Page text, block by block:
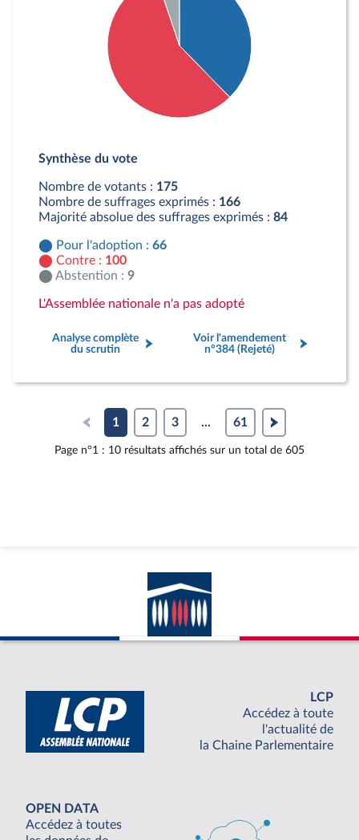
Contre : 100 députés
Synthèse du vote
Nombre de votants : 175
Nombre de suffrages exprimés : 166
Majorité absolue des suffrages exprimés : 84
Pour l'adoption : 66
Contre : 100
Abstention : 9
L'Assemblée nationale n'a pas adopté
Analyse complète
du scrutin
Voir l'amendement
n°384 (Rejeté)
1 2 3 ... 61
Page n°1 : 10 résultats affichés sur un total de 605
LCP
Accédez à toute
l'actualité de
la Chaine Parlementaire
OPEN DATA
Accédez à toutes